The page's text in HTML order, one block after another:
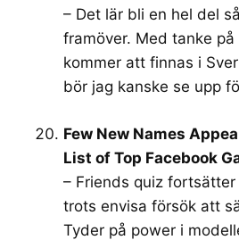
– Det lär bli en hel del
framöver. Med tanke
kommer att finnas i
bör jag kanske se upp
Few New Names
List of Top Facebook
– Friends quiz
trots envisa försök att
Tyder på power i